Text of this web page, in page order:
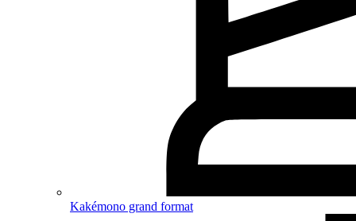
Kakémono grand format